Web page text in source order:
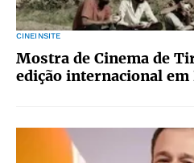
CINEINSITE
Mostra de Cinema de
edição internacional em